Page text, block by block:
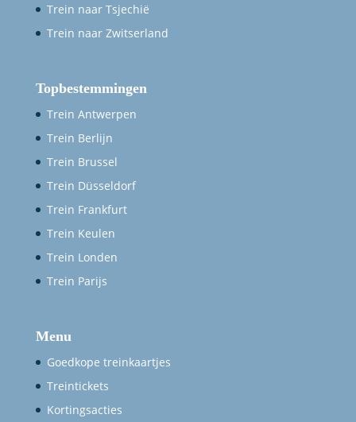
Trein naar Tsjechië
Trein naar Zwitserland
Topbestemmingen
Trein Antwerpen
Trein Berlijn
Trein Brussel
Trein Düsseldorf
Trein Frankfurt
Trein Keulen
Trein Londen
Trein Parijs
Menu
Goedkope treinkaartjes
Treintickets
Kortingsacties